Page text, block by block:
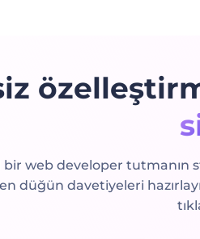
bir web developer tutmanın
düğün davetiyeleri